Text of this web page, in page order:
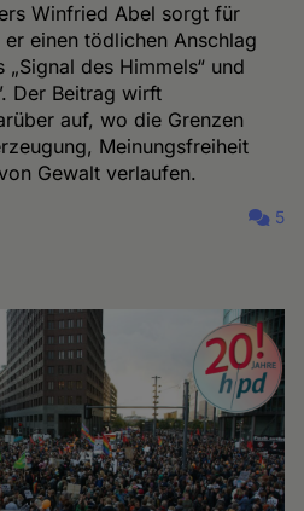
Winfried Abel sorgt für
einen tödlichen Anschlag
des Himmels“ und
Der Beitrag wirft
auf, wo die Grenzen
Meinungsfreiheit
Gewalt verlaufen.
5